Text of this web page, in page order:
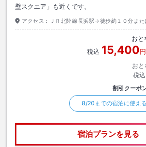
壁スクエア」も近くです。
アクセス： ＪＲ北陸線長浜駅→徒歩約１０分ま
おと
税込 15,400円
おと
税込
割引クーポ
8/20までの宿泊に使え
宿泊プランを見る